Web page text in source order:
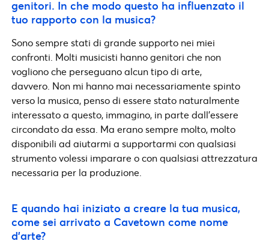
genitori. In che modo questo ha influenzato il
tuo rapporto con la musica?
Sono sempre stati di grande supporto nei miei
confronti. Molti musicisti hanno genitori che non
vogliono che perseguano alcun tipo di arte,
davvero. Non mi hanno mai necessariamente spinto
verso la musica, penso di essere stato naturalmente
interessato a questo, immagino, in parte dall’essere
circondato da essa. Ma erano sempre molto, molto
disponibili ad aiutarmi a supportarmi con qualsiasi
strumento volessi imparare o con qualsiasi attrezzatura
necessaria per la produzione.
E quando hai iniziato a creare la tua musica,
come sei arrivato a Cavetown come nome
d’arte?